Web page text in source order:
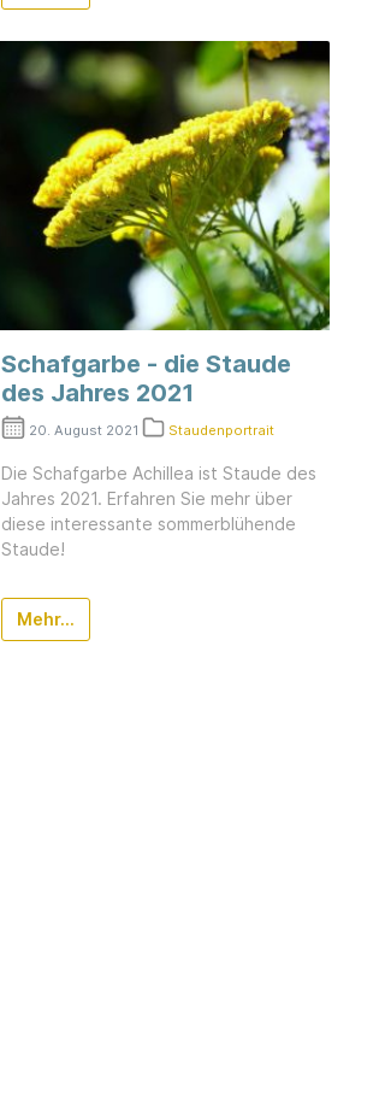
Schafgarbe - die Staude
des Jahres 2021
20. August 2021 Staudenportrait
Die Schafgarbe Achillea ist Staude des
Jahres 2021. Erfahren Sie mehr über
diese interessante sommerblühende
Staude!
Mehr...